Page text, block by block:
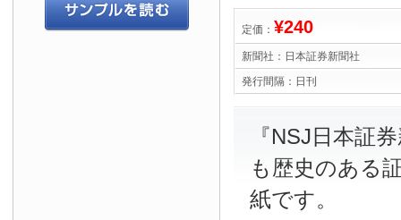
定価： ¥240
新聞社： 日本証券新聞社
発行間隔： 日刊
『NSJ日本証
も歴史のある
紙です。